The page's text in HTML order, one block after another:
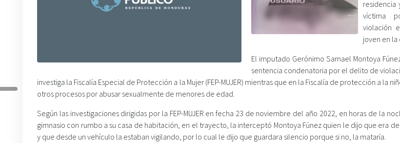
residencia
víctima
violación
joven en la
El imputado Gerónimo Samael Montoya
sentencia condenatoria por el delito de
investiga la Fiscalía Especial de Protección a la Mujer (FEP-MUJER) mientras que en la Fiscalía de protección a la
otros procesos por abusar sexualmente de menores de edad.
Según las investigaciones dirigidas por la FEP-MUJER en fecha 23 de noviembre del año 2022, en horas de la
gimnasio con rumbo a su casa de habitación, en el trayecto, la interceptó Montoya Fúnez quien le dijo que era
y que desde un vehículo la estaban vigilando, por lo cual le dijo que guardara silencio porque si no, la mataría.